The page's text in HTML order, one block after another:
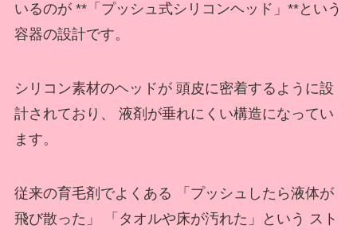
いるのが **「プッシュ式シリコンヘッド」**という
容器の設計です。
シリコン素材のヘッドが 頭皮に密着するように設
計されており、 液剤が垂れにくい構造になってい
ます。
従来の育毛剤でよくある 「プッシュしたら液体が
飛び散った」 「タオルや床が汚れた」という スト